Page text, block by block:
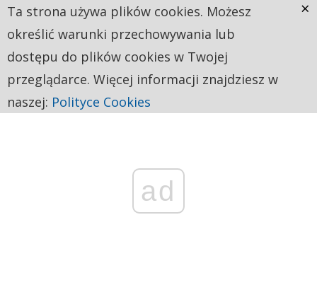
ad
Ta strona używa plików cookies. Możesz
określić warunki przechowywania lub
dostępu do plików cookies w Twojej
przeglądarce. Więcej informacji znajdziesz w
naszej: Polityce Cookies
×